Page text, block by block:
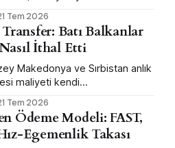
daha erken ve daha
sınır ötesi bağlanabilirlikten
Tem 2026
Batı Balkanlar
İthal Etti
Makedonya ve Sırbistan anlık
maliyeti kendi
şemsiyesi altında standart
bunun ölçülmüş vitrini.
Tem 2026
Ödeme Modeli: FAST,
Egemenlik Takası